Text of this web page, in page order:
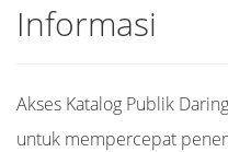
Informasi
Akses Katalog Publik
untuk mempercepat